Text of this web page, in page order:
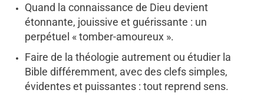
Quand la connaissance de Dieu devient
étonnante, jouissive et guérissante : un
perpétuel « tomber-amoureux ».
Faire de la théologie autrement ou étudier la
Bible différemment, avec des clefs simples,
évidentes et puissantes : tout reprend sens.